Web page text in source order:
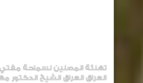
تهنئة المصلين لسماحة
العراق العراق الشيخ الدكتور